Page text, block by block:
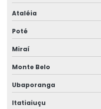
Ataléia
Poté
Miraí
Monte Belo
Ubaporanga
Itatiaiuçu